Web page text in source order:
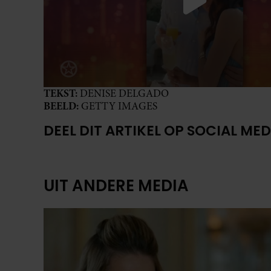
TEKST: DENISE DELGADO
BEELD: GETTY IMAGES
DEEL DIT ARTIKEL OP SOCIAL
UIT ANDERE MEDIA